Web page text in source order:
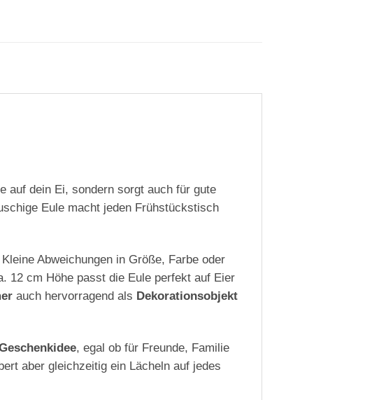
auf dein Ei, sondern sorgt auch für gute
Eule macht jeden Frühstückstisch
Kleine Abweichungen in Größe, Farbe oder
12 cm Höhe passt die Eule perfekt auf Eier
auch hervorragend als Dekorationsobjekt
, egal ob für Freunde, Familie
aber gleichzeitig ein Lächeln auf jedes